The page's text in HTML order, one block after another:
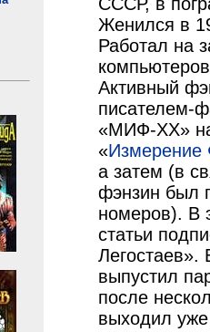
Женился в
Работал на
Активный
писателем-
«МИФ-XX»
«Измерение
а затем (в
фэнзин был
номеров). В
статьи
Легостаев».
выпустил
после
выходил